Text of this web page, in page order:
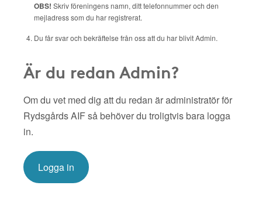
OBS! Skriv föreningens namn, ditt telefonnummer och den
mejladress som du har registrerat.
Du får svar och bekräftelse från oss att du har blivit Admin.
Är du redan Admin?
Om du vet med dig att du redan är administratör för
Rydsgårds AIF så behöver du troligtvis bara logga
in.
Logga in